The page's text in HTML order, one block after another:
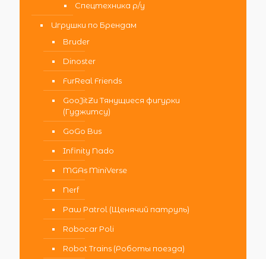
Спецтехника р/у
Игрушки по Брендам
Bruder
Dinoster
FurReal Friends
GooJitZu Тянущиеся фигурки
(Гуджитсу)
GoGo Bus
Infinity Nado
MGAs MiniVerse
Nerf
Paw Patrol (Щенячий патруль)
Robocar Poli
Robot Trains (Роботы поезда)